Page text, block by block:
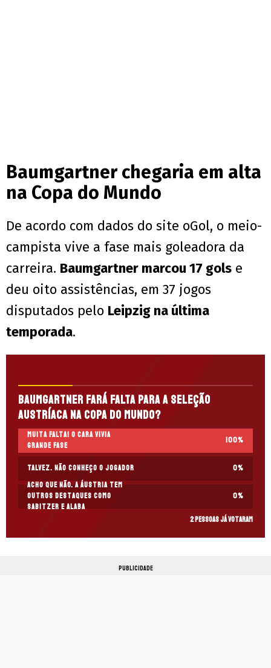
Baumgartner chegaria em alta
na Copa do Mundo
De acordo com dados do site oGol, o meio-
campista vive a fase mais goleadora da
carreira. Baumgartner marcou 17 gols e
deu oito assistências, em 37 jogos
disputados pelo Leipzig na última
temporada.
Baumgartner fará falta para a Seleção
Austríaca na Copa do Mundo?
Muita falta! O cara vivia
grande fase
100%
Talvez. Não conheço o jogador 0%
Acho que não. A Áustria tem
outros destaques como
Sabitzer e Alaba
0%
2 pessoas já votaram
PUBLICIDADE